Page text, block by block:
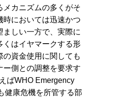
メカニズムの多くがそ
時においては迅速かつ
しい一方で、実際に
くはイヤマークする形
の資金使用に関しても
ー側との調整を要求す
ばWHO Emergency
健康危機を所管する部